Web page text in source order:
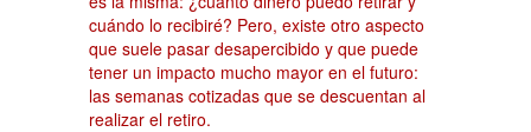
cuándo lo recibiré? Pero, existe otro aspecto
que suele pasar desapercibido y que puede
tener un impacto mucho mayor en el futuro:
las semanas cotizadas que se descuentan al
realizar el retiro.